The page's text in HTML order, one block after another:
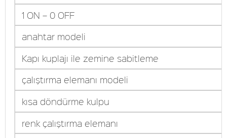
1 ON – 0 OFF
anahtar modeli
Kapı kuplajı ile zemine sabitleme
çalıştırma elemanı modeli
kısa döndürme kulpu
renk çalıştırma elemanı